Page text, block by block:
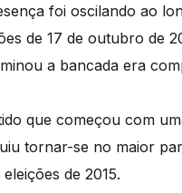
foi oscilando ao
de 17 de outubro de
a bancada era
que começou com
tornar-se no maior
de 2015.